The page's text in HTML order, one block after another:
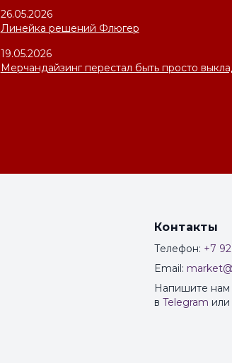
26.05.2026
Линейка решений Флюгер
19.05.2026
Мерчандайзинг перестал быть просто
Контакты
Телефон: +7
Email:
Напишите нам
в Telegram или